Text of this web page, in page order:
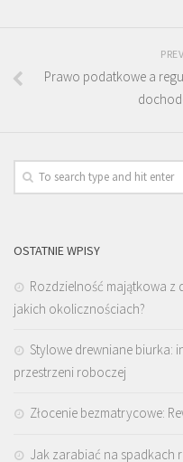
Prawo podatkowe a
OSTATNIE WPISY
Rozdzielność majątkowa z
jakich okolicznościach?
Stylowe drewniane biurka:
przestrzeni roboczej
Złocenie bezmatrycowe:
Jak zarabiać na spadkach